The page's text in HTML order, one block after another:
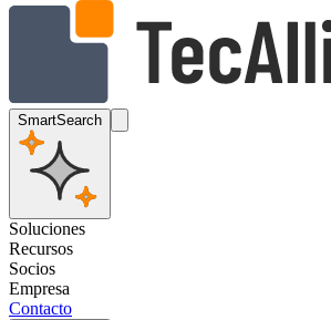
SmartSearch
Soluciones
Recursos
Socios
Empresa
Contacto